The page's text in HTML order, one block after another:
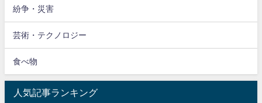
紛争・災害
芸術・テクノロジー
食べ物
人気記事ランキング